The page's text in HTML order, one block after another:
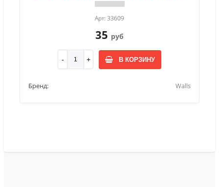
Арт: 33609
35 руб
В КОРЗИНУ
Бренд: Walls